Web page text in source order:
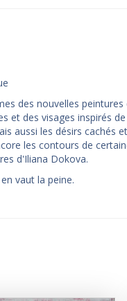
des nouvelles
et des visages inspirés
aussi les désirs cachés
les contours de
d'Iliana Dokova.
vaut la peine.